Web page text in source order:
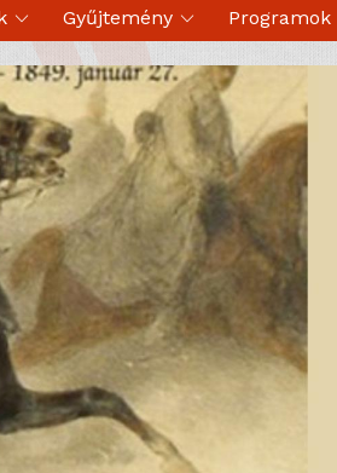
expand_more Gyűjtemény expand_more Programok